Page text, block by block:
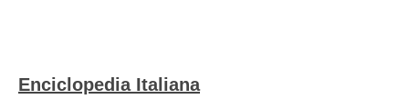
Enciclopedia Italiana